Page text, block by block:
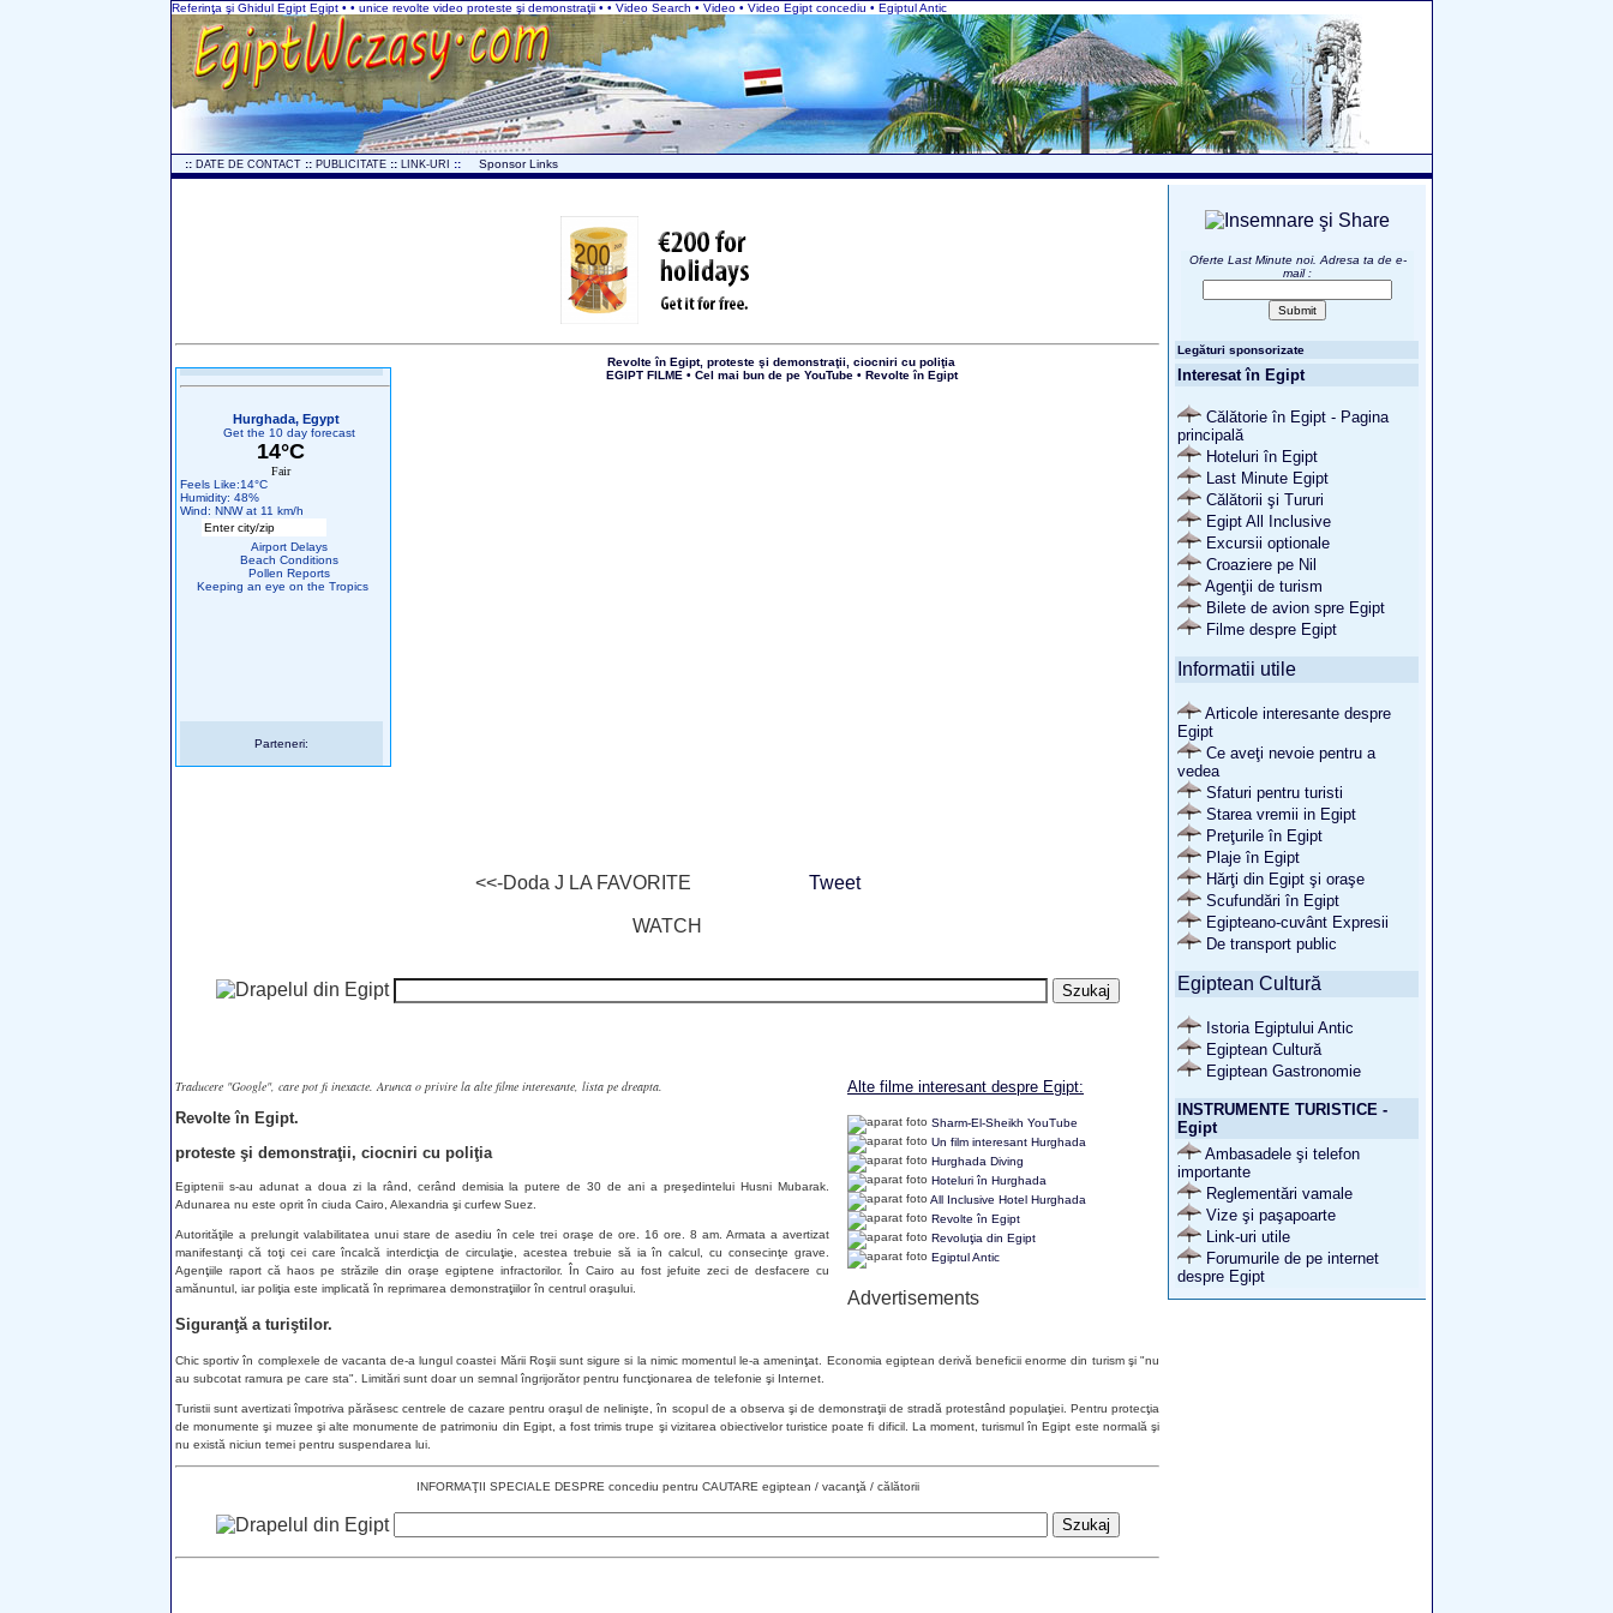
Referinţa şi Ghidul Egipt Egipt • • unice revolte video proteste şi demonstraţii • • Video Search • Video • Video Egipt concediu • Egiptul Antic
:: DATE DE CONTACT :: PUBLICITATE :: LINK-URI :: Sponsor Links
Hurghada, Egypt
Get the 10 day forecast
14°C
Fair
Feels Like:14°C
Humidity: 48%
Wind: NNW at 11 km/h
Airport Delays
Beach Conditions
Pollen Reports
Keeping an eye on the Tropics
Parteneri:
Revolte în Egipt, proteste şi demonstraţii, ciocniri cu poliţia
EGIPT FILME • Cel mai bun de pe YouTube • Revolte în Egipt
<<-Doda J LA FAVORITE Tweet
WATCH
Alte filme interesant despre Egipt:
Sharm-El-Sheikh YouTube
Un film interesant Hurghada
Hurghada Diving
Hoteluri în Hurghada
All Inclusive Hotel Hurghada
Revolte în Egipt
Revoluţia din Egipt
Egiptul Antic
Advertisements
Traducere "Google", care pot fi inexacte. Arunca o privire la alte filme interesante, lista pe dreapta.
Revolte în Egipt.
proteste şi demonstraţii, ciocniri cu poliţia
Egiptenii s-au adunat a doua zi la rând, cerând demisia la putere de 30 de ani a preşedintelui Husni Mubarak.
Adunarea nu este oprit în ciuda Cairo, Alexandria şi curfew Suez.
Autorităţile a prelungit valabilitatea unui stare de asediu în cele trei oraşe de ore. 16 ore. 8 am. Armata a avertizat
manifestanţi că toţi cei care încalcă interdicţia de circulaţie, acestea trebuie să ia în calcul, cu consecinţe grave.
Agenţiile raport că haos pe străzile din oraşe egiptene infractorilor. În Cairo au fost jefuite zeci de desfacere cu
amănuntul, iar poliţia este implicată în reprimarea demonstraţiilor în centrul oraşului.
Siguranţă a turiştilor.
Chic sportiv în complexele de vacanta de-a lungul coastei Mării Roşii sunt sigure si la nimic momentul le-a ameninţat. Economia egiptean derivă beneficii enorme din turism şi "nu
au subcotat ramura pe care sta". Limitări sunt doar un semnal îngrijorător pentru funcţionarea de telefonie şi Internet.
Turistii sunt avertizati împotriva părăsesc centrele de cazare pentru oraşul de nelinişte, în scopul de a observa şi de demonstraţii de stradă protestând populaţiei. Pentru protecţia
de monumente şi muzee şi alte monumente de patrimoniu din Egipt, a fost trimis trupe şi vizitarea obiectivelor turistice poate fi dificil. La moment, turismul în Egipt este normală şi
nu există niciun temei pentru suspendarea lui.
INFORMAŢII SPECIALE DESPRE concediu pentru CAUTARE egiptean / vacanţă / călătorii
Oferte Last Minute noi. Adresa ta de e-
mail :
Legături sponsorizate
Interesat în Egipt
Călătorie în Egipt - Pagina
principală
Hoteluri în Egipt
Last Minute Egipt
Călătorii şi Tururi
Egipt All Inclusive
Excursii optionale
Croaziere pe Nil
Agenţii de turism
Bilete de avion spre Egipt
Filme despre Egipt
Informatii utile
Articole interesante despre
Egipt
Ce aveţi nevoie pentru a
vedea
Sfaturi pentru turisti
Starea vremii in Egipt
Preţurile în Egipt
Plaje în Egipt
Hărţi din Egipt şi oraşe
Scufundări în Egipt
Egipteano-cuvânt Expresii
De transport public
Egiptean Cultură
Istoria Egiptului Antic
Egiptean Cultură
Egiptean Gastronomie
INSTRUMENTE TURISTICE -
Egipt
Ambasadele şi telefon
importante
Reglementări vamale
Vize şi paşapoarte
Link-uri utile
Forumurile de pe internet
despre Egipt